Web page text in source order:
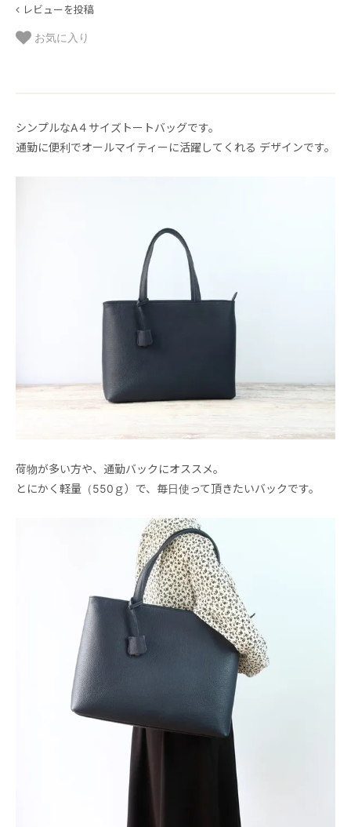
レビューを投稿
お気に入り
シンプルなA４サイズトートバッグです。
通勤に便利でオールマイティーに活躍してくれる デザインです。
荷物が多い方や、通勤バックにオススメ。
とにかく軽量（550ｇ）で、毎日使って頂きたいバックです。